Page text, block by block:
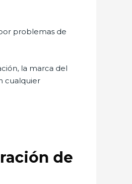
problemas de
la marca del
cualquier
de